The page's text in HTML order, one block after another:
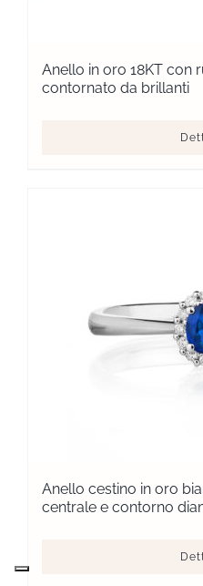
Anello in oro 18KT con
contornato da brillanti
Anello cestino in oro
centrale e contorno